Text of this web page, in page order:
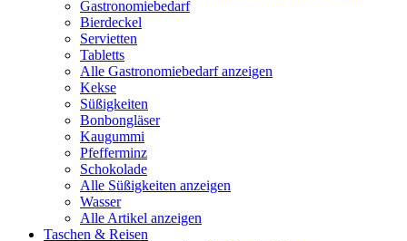
Gastronomiebedarf
Bierdeckel
Servietten
Tabletts
Alle Gastronomiebedarf anzeigen
Kekse
Süßigkeiten
Bonbongläser
Kaugummi
Pfefferminz
Schokolade
Alle Süßigkeiten anzeigen
Wasser
Alle Artikel anzeigen
Taschen & Reisen